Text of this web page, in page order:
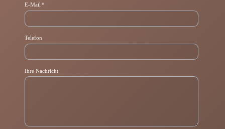
P
f
c
h
f
e
E-Mail *
Telefon
Ihre Nachricht